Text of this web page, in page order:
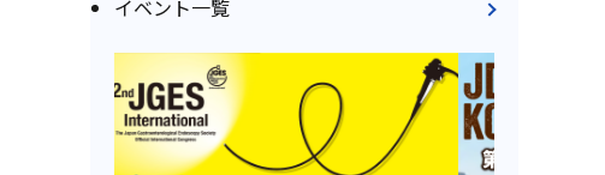
イベント一覧